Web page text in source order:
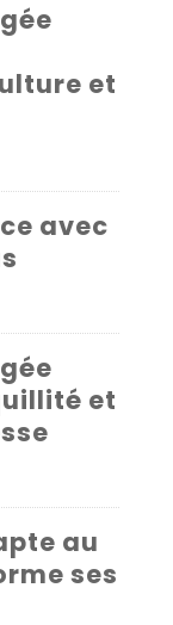
et
avec
et
au
ses